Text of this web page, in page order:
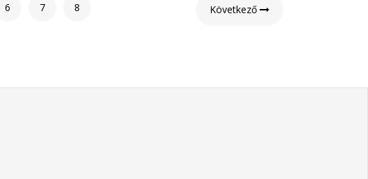
6 7 8 Következő